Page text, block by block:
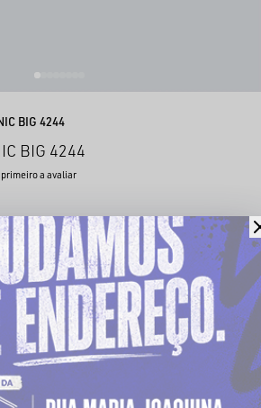
BIG 4244
BIG 4244
primeiro a avaliar
SE PARA VER O PREÇO
em até